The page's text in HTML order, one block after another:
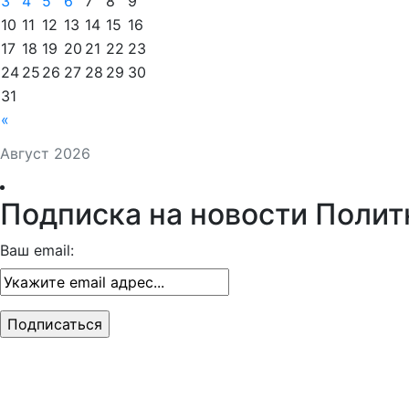
Август 2026
«
10 11 12 13 14 15 16
17 18 19 20 21 22 23
24 25 26 27 28 29 30
31
Подписка на новости
Ваш email: